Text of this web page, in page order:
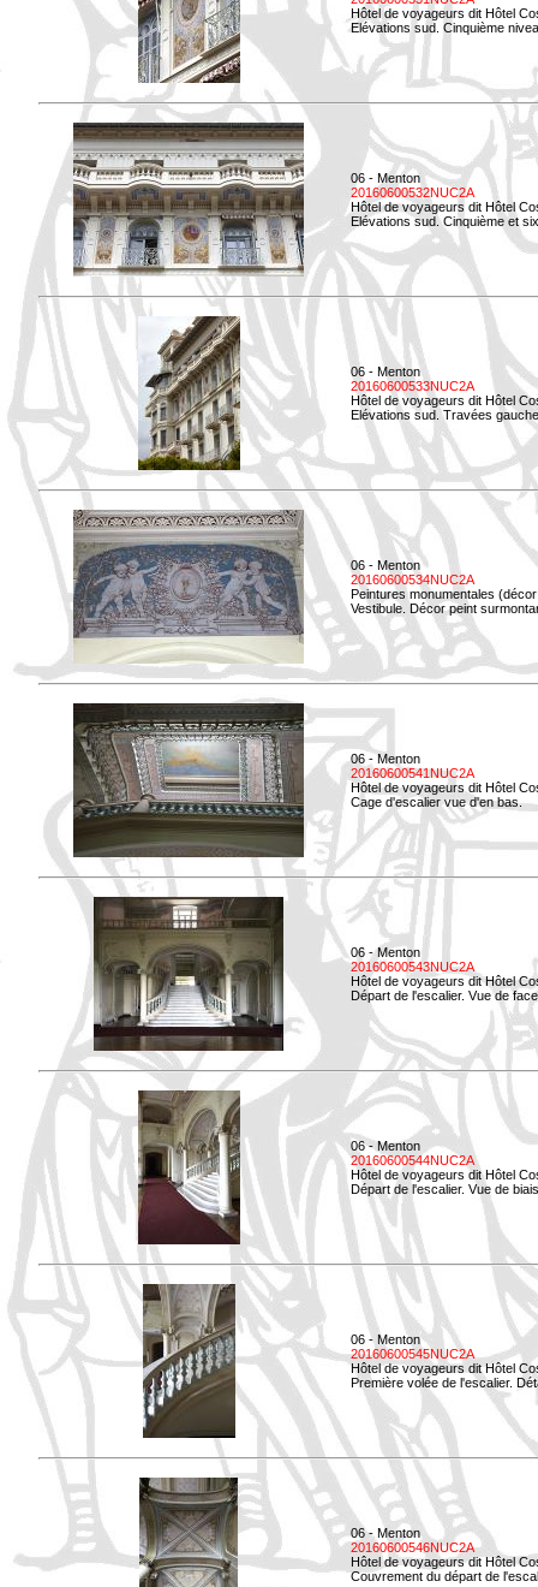
Hôtel de voyageurs dit Hôtel
Elévations sud. Cinquième
06 - Menton
20160600532NUC2A
Hôtel de voyageurs dit Hôtel
Elévations sud. Cinquième et
06 - Menton
20160600533NUC2A
Hôtel de voyageurs dit Hôtel
Elévations sud. Travées
06 - Menton
20160600534NUC2A
Peintures monumentales
Vestibule. Décor peint
06 - Menton
20160600541NUC2A
Hôtel de voyageurs dit Hôtel
Cage d'escalier vue d'en bas.
06 - Menton
20160600543NUC2A
Hôtel de voyageurs dit Hôtel
Départ de l'escalier. Vue de
06 - Menton
20160600544NUC2A
Hôtel de voyageurs dit Hôtel
Départ de l'escalier. Vue de
06 - Menton
20160600545NUC2A
Hôtel de voyageurs dit Hôtel
Première volée de l'escalier.
06 - Menton
20160600546NUC2A
Hôtel de voyageurs dit Hôtel
Couvrement du départ de